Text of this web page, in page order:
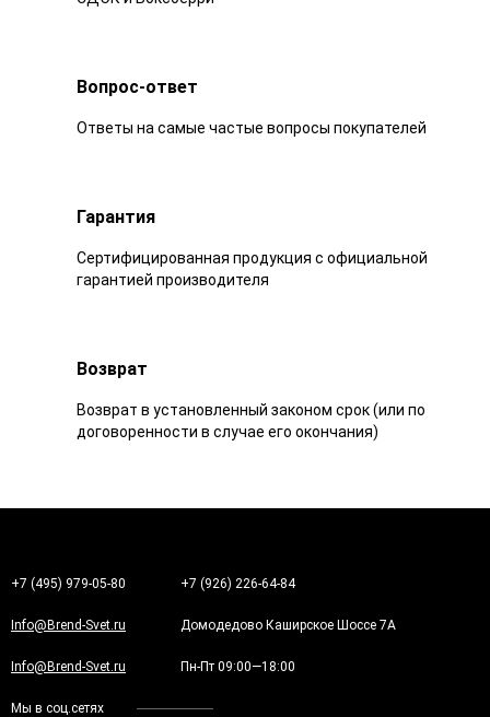
Вопрос-ответ
Ответы на самые частые вопросы покупателей
Гарантия
Сертифицированная продукция с официальной
гарантией производителя
Возврат
Возврат в установленный законом срок (или по
договоренности в случае его окончания)
+7 (495) 979-05-80 +7 (926) 226-64-84
Info@Brend-Svet.ru Домодедово Каширское Шоссе 7А
Info@Brend-Svet.ru Пн-Пт 09:00—18:00
Мы в соц.сетях